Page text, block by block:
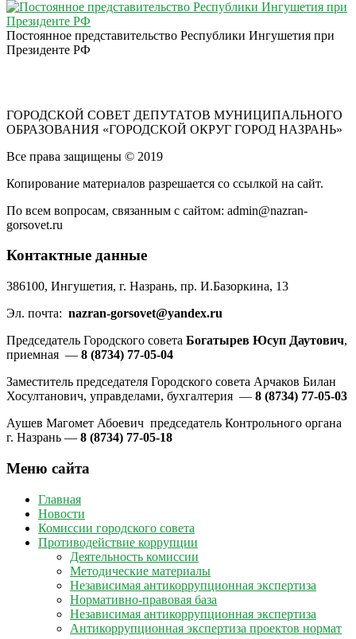
Постоянное представительство Республики Ингушетия при
Президенте РФ
ГОРОДСКОЙ СОВЕТ ДЕПУТАТОВ МУНИЦИПАЛЬНОГО
ОБРАЗОВАНИЯ «ГОРОДСКОЙ ОКРУГ ГОРОД НАЗРАНЬ»
Все права защищены © 2019
Копирование материалов разрешается со ссылкой на сайт.
По всем вопросам, связанным с сайтом: admin@nazran-
gorsovet.ru
Контактные данные
386100, Ингушетия, г. Назрань, пр. И.Базоркина, 13
Эл. почта: nazran-gorsovet@yandex.ru
Председатель Городского совета Богатырев Юсуп Даутович,
приемная — 8 (8734) 77-05-04
Заместитель председателя Городского совета Арчаков Билан
Хосултанович, управделами, бухгалтерия — 8 (8734) 77-05-03
Аушев Магомет Абоевич председатель Контрольного органа
г. Назрань — 8 (8734) 77-05-18
Меню сайта
Главная
Новости
Комиссии городского совета
Противодействие коррупции
Деятельность комиссии
Методические материалы
Независимая антикоррупционная экспертиза
Нормативно-правовая база
Независимая антикоррупционная экспертиза
Антикоррупционная экспертиза проектов нормат